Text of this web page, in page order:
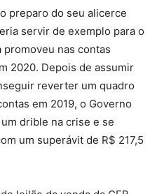
preparo do seu alicerce
servir de exemplo para o
promoveu nas contas
2020. Depois de assumir
reverter um quadro
em 2019, o Governo
drible na crise e se
um superávit de R$ 217,5